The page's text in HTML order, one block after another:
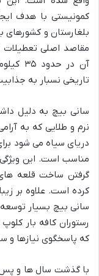
کمونیستی با هدف
بلغارستان و
مقاصد اصلی تعطیلات
آن در
تاریخی نسبار به
سانی بیچ به دلیل
نرم و طلایی که به
دریای سیاه می شود
مناسب است. این
گرفتن ساخت قلعه
کرده است. علاوه بر
سانی بیچ بسیار
رستوران کافه بار
که پاسخگوی نیازها و
با گذشت سال ها و